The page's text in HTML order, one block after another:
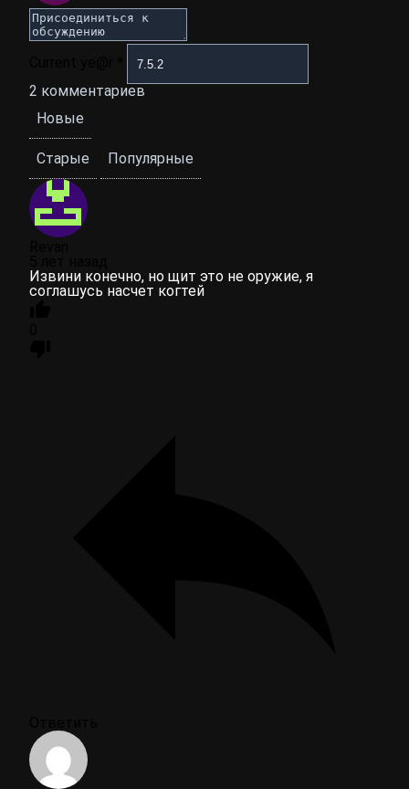
2 комментариев
Новые
Старые Популярные
Извини конечно, но щит это не оружие, я
соглашусь насчет когтей